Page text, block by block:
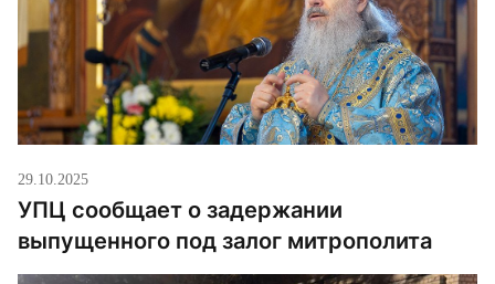
29.10.2025
УПЦ сообщает о задержании
выпущенного под залог митрополита